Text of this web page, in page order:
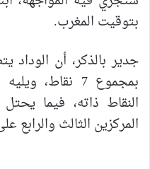
بتوقيت المغرب.
جدير بالذكر، أن الوداد
بمجموع 7 نقاط، ويليه
النقاط ذاته، فيما يحتل
المركزين الثالث والرابع على